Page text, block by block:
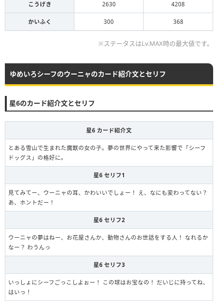
こうげき 2630 4208
かいふく 300 368
※ステータスはLv.MAX時の最大値です。
ゆめいろシーフのウーニャのカード紹介文とセリフ
星6のカード紹介文とセリフ
星6 カード紹介文
とある雪山で生まれた魔獣の女の子。夢の世界にやって来た影響で「シーフ
ドッグス」の格好に。
星6 セリフ1
見てみてー、ウーニャの耳、かわいいでしょー！ え、なにも変わってない？
あ、ホントだー！
星6 セリフ2
ウーニャの夢はねー、お花屋さんか、動物さんのお世話をする人！ なれるか
なー？ わうんっ
星6 セリフ3
いっしょにシーフごっこしよぉー！ この球はお宝なの！ だいじに持ってね、
はいっ！